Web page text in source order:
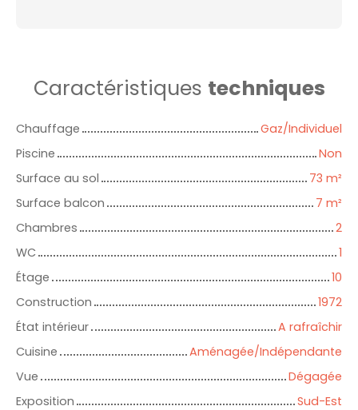
Caractéristiques techniques
Chauffage
Gaz/Individuel
Piscine
Non
Surface au sol
73 m²
Surface balcon
7 m²
Chambres
2
WC
1
Étage
10
Construction
1972
État intérieur
A rafraîchir
Cuisine
Aménagée/Indépendante
Vue
Dégagée
Exposition
Sud-Est